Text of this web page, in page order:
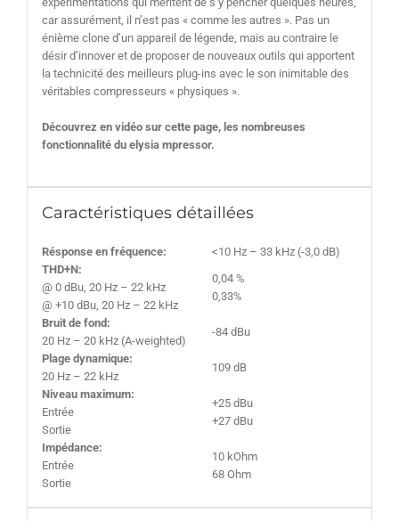
car assurément, il n’est pas « comme les autres ». Pas un
énième clone d’un appareil de légende, mais au contraire le
désir d’innover et de proposer de nouveaux outils qui apportent
la technicité des meilleurs plug-ins avec le son inimitable des
véritables compresseurs « physiques ».
Découvrez en vidéo sur cette page, les nombreuses
fonctionnalité du elysia mpressor.
Caractéristiques détaillées
Résponse en fréquence: <10 Hz – 33 kHz (-3,0 dB)
THD+N:
@ 0 dBu, 20 Hz – 22 kHz
@ +10 dBu, 20 Hz – 22 kHz
0,04 %
0,33%
Bruit de fond:
20 Hz – 20 kHz (A-weighted)
-84 dBu
Plage dynamique:
20 Hz – 22 kHz
109 dB
Niveau maximum:
Entrée
Sortie
+25 dBu
+27 dBu
Impédance:
Entrée
Sortie
10 kOhm
68 Ohm